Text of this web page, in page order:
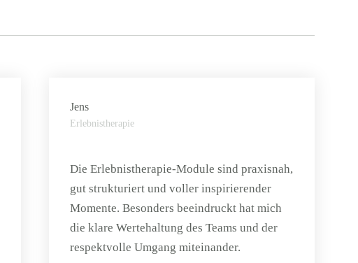
Jens
Erlebnistherapie
Die Erlebnistherapie-Module sind praxisnah,
gut strukturiert und voller inspirierender
Momente. Besonders beeindruckt hat mich
die klare Wertehaltung des Teams und der
respektvolle Umgang miteinander.